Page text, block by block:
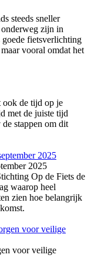
steeds sneller
zijn in
goede fietsverlichting
vooral omdat het
ook de tijd op je
met de juiste tijd
stappen om dit
2025
Op de Fiets de
waarop heel
zien hoe belangrijk
voor veilige